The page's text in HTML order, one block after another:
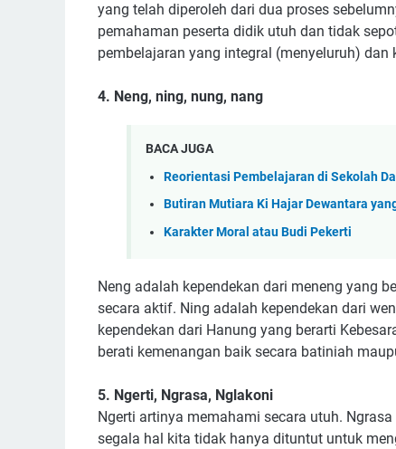
yang telah diperoleh dari dua proses
pemahaman peserta didik utuh dan tidak
pembelajaran yang integral (menyeluruh) dan
4. Neng, ning, nung, nang
BACA JUGA
Reorientasi Pembelajaran di Sekolah
Butiran Mutiara Ki Hajar Dewantara
Karakter Moral atau Budi Pekerti
Neng adalah kependekan dari meneng yang
secara aktif. Ning adalah kependekan dari
kependekan dari Hanung yang berarti
berati kemenangan baik secara batiniah
5. Ngerti, Ngrasa, Nglakoni
Ngerti artinya memahami secara utuh.
segala hal kita tidak hanya dituntut untuk